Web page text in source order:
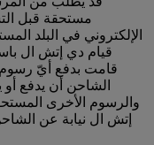
مستحقة قبل
الإلكتروني في البلد
قيام دي إتش ال
قامت بدفع أيّ
الشاحن أن يدفع
والرسوم الأخرى
إتش ال نيابة عن